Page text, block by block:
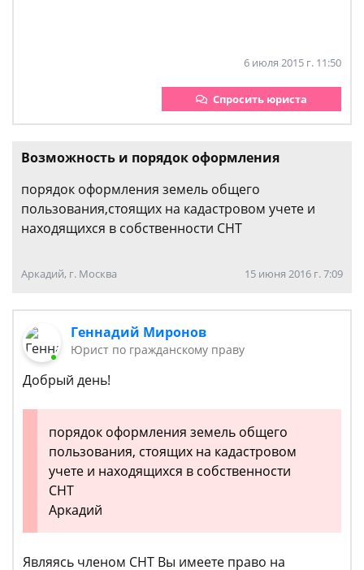
6 июля 2015 г. 11:50
Спросить юриста
Возможность и порядок оформления
порядок оформления земель общего
пользования,стоящих на кадастровом учете и
находящихся в собственности СНТ
Аркадий, г. Москва 15 июня 2016 г. 7:09
Геннадий Миронов
Юрист по гражданскому праву
Добрый день!
порядок оформления земель общего
пользования, стоящих на кадастровом
учете и находящихся в собственности
СНТ
Аркадий
Являясь членом СНТ Вы имеете право на